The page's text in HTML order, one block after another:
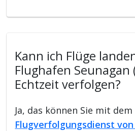
Kann ich Flüge
Flughafen Seunagan
Echtzeit verfolgen?
Ja, das können Sie mit dem
Flugverfolgungsdienst